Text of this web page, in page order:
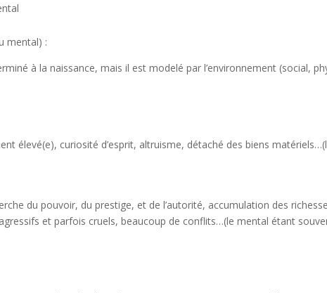
mental) :
à la naissance, mais il est modelé par l’environnement (social,
élevé(e), curiosité d’esprit, altruisme, détaché des biens
du pouvoir, du prestige, et de l’autorité, accumulation des
et parfois cruels, beaucoup de conflits…(le mental étant